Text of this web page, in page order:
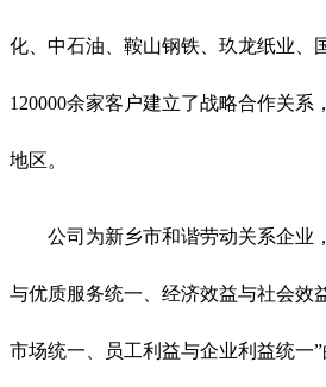
化、中石油、鞍山钢铁、玖龙纸业、
120000余家客户建立了战略合作关系
地区。
公司为新乡市和谐劳动关系企业
与优质服务统一、经济效益与社会效
市场统一、员工利益与企业利益统一